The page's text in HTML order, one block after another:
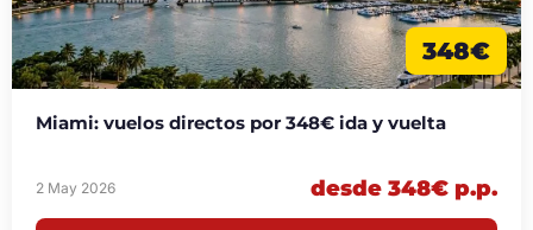
348€
Miami: vuelos directos por 348€ ida y vuelta
2 May 2026 desde 348€ p.p.